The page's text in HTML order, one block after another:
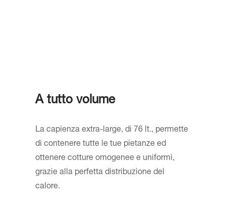
A tutto volume
La capienza extra-large, di 76 lt., permette
di contenere tutte le tue pietanze ed
ottenere cotture omogenee e uniformi,
grazie alla perfetta distribuzione del
calore.